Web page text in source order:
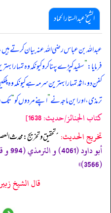
الشیخ عبدالستار الحماد
عبداللہ بن عباس رضی اللہ عنہ بیان کرتے
فرمایا:”سفید کپڑے پہنا کرو کیونکہ وہ تمہارا
کفن دو، اثمد تمہارا بہترین سرمہ ہے کیونکہ وہ
ترمذی، اور ابن ماجہ نے”اپنے مردوں کو“تک
كتاب الجنائز/حدیث: 1638]
تخریج الحدیث: ´تحقيق و تخريج: محدث
أبو
(3566)»
قال الشيخ